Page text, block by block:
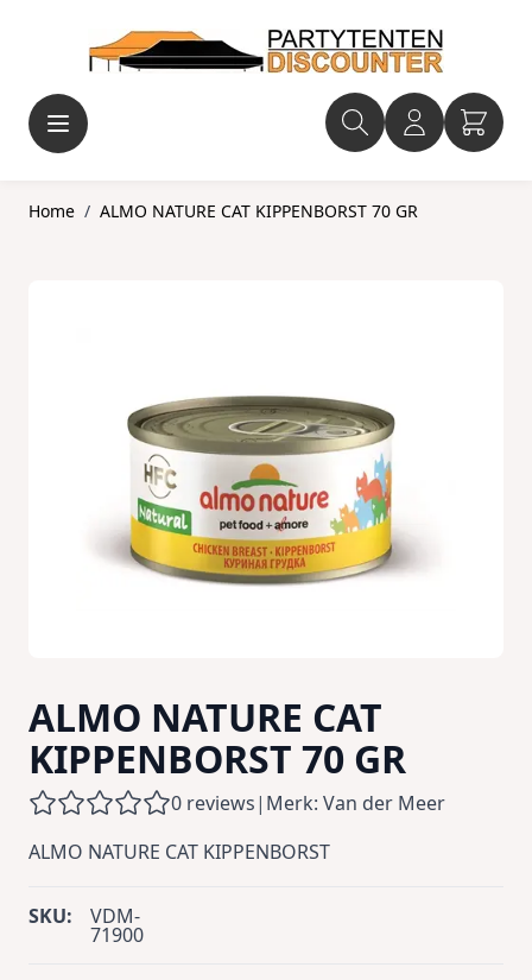
Home / ALMO NATURE CAT KIPPENBORST 70 GR
ALMO NATURE CAT
KIPPENBORST 70 GR
0 reviews| Merk: Van der Meer
ALMO NATURE CAT KIPPENBORST
SKU: VDM-
71900